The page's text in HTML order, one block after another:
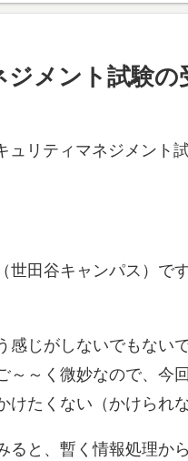
メント試験の
ュリティマネジメント
田谷キャンパス）です
感じがしないでもない
～く微妙なので、今
たくない（かけられ
ると、暫く情報処理か